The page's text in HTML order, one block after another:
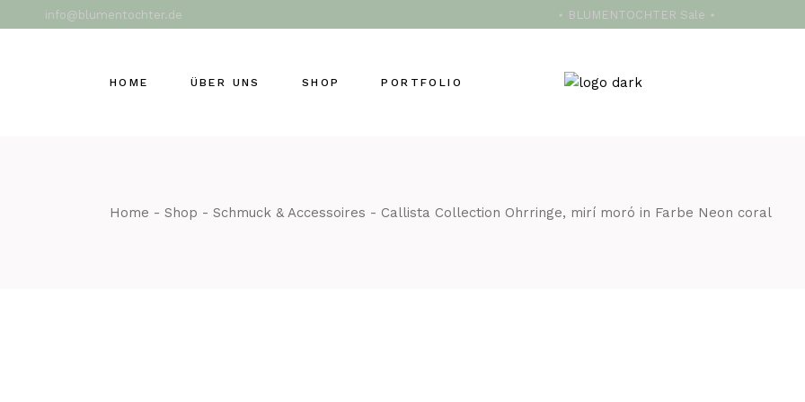
the
info@blumentochter.de ⋆ BLUMENTOCHTER Sale ⋆
HOME ÜBER UNS SHOP PORTFOLIO
Home Shop Schmuck & Accessoires Callista Collection Ohrringe, mirí moró in Farbe Neon coral